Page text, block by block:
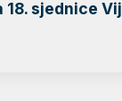
18. sjednice